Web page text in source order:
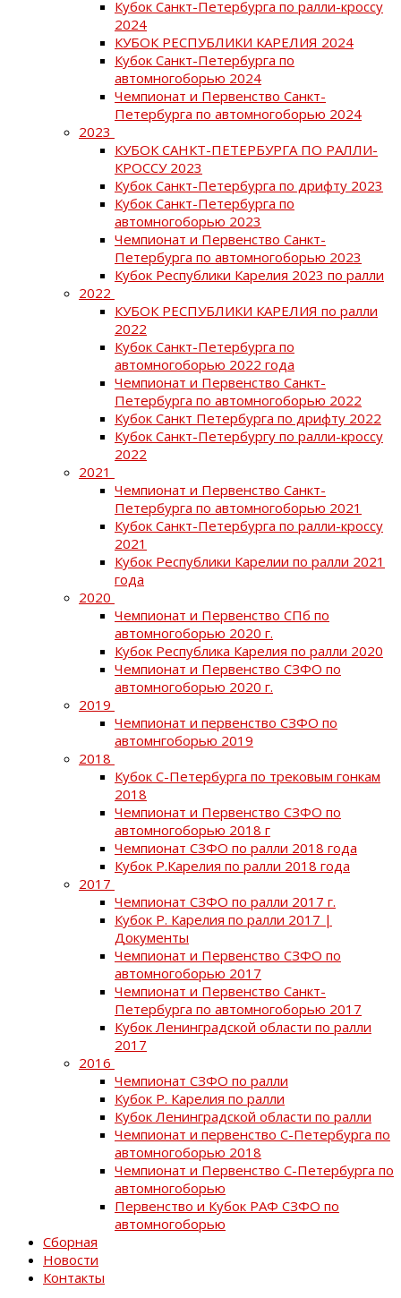
Кубок Санкт-Петербурга по ралли-кроссу
2024
КУБОК РЕСПУБЛИКИ КАРЕЛИЯ 2024
Кубок Санкт-Петербурга по
автомногоборью 2024
Чемпионат и Первенство Санкт-
Петербурга по автомногоборью 2024
2023
КУБОК САНКТ-ПЕТЕРБУРГА ПО РАЛЛИ-
КРОССУ 2023
Кубок Санкт-Петербурга по дрифту 2023
Кубок Санкт-Петербурга по
автомногоборью 2023
Чемпионат и Первенство Санкт-
Петербурга по автомногоборью 2023
Кубок Республики Карелия 2023 по ралли
2022
КУБОК РЕСПУБЛИКИ КАРЕЛИЯ по ралли
2022
Кубок Санкт-Петербурга по
автомногоборью 2022 года
Чемпионат и Первенство Санкт-
Петербурга по автомногоборью 2022
Кубок Санкт Петербурга по дрифту 2022
Кубок Санкт-Петербургу по ралли-кроссу
2022
2021
Чемпионат и Первенство Санкт-
Петербурга по автомногоборью 2021
Кубок Санкт-Петербурга по ралли-кроссу
2021
Кубок Республики Карелии по ралли 2021
года
2020
Чемпионат и Первенство СПб по
автомногоборью 2020 г.
Кубок Республика Карелия по ралли 2020
Чемпионат и Первенство СЗФО по
автомногоборью 2020 г.
2019
Чемпионат и первенство СЗФО по
автомнгоборью 2019
2018
Кубок С-Петербурга по трековым гонкам
2018
Чемпионат и Первенство СЗФО по
автомногоборью 2018 г
Чемпионат СЗФО по ралли 2018 года
Кубок Р.Карелия по ралли 2018 года
2017
Чемпионат СЗФО по ралли 2017 г.
Кубок Р. Карелия по ралли 2017 |
Документы
Чемпионат и Первенство СЗФО по
автомногоборью 2017
Чемпионат и Первенство Санкт-
Петербурга по автомногоборью 2017
Кубок Ленинградской области по ралли
2017
2016
Чемпионат СЗФО по ралли
Кубок Р. Карелия по ралли
Кубок Ленинградской области по ралли
Чемпионат и первенство С-Петербурга по
автомногоборью 2018
Чемпионат и Первенство С-Петербурга по
автомногоборью
Первенство и Кубок РАФ СЗФО по
автомногоборью
Сборная
Новости
Контакты